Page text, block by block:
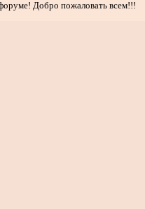
Добро пожаловать всем!!!